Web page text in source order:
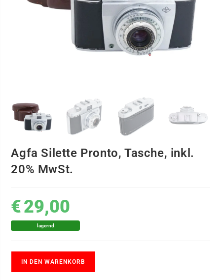
Agfa Silette Pronto, Tasche, inkl.
20% MwSt.
€29,00
lagernd
IN DEN WARENKORB